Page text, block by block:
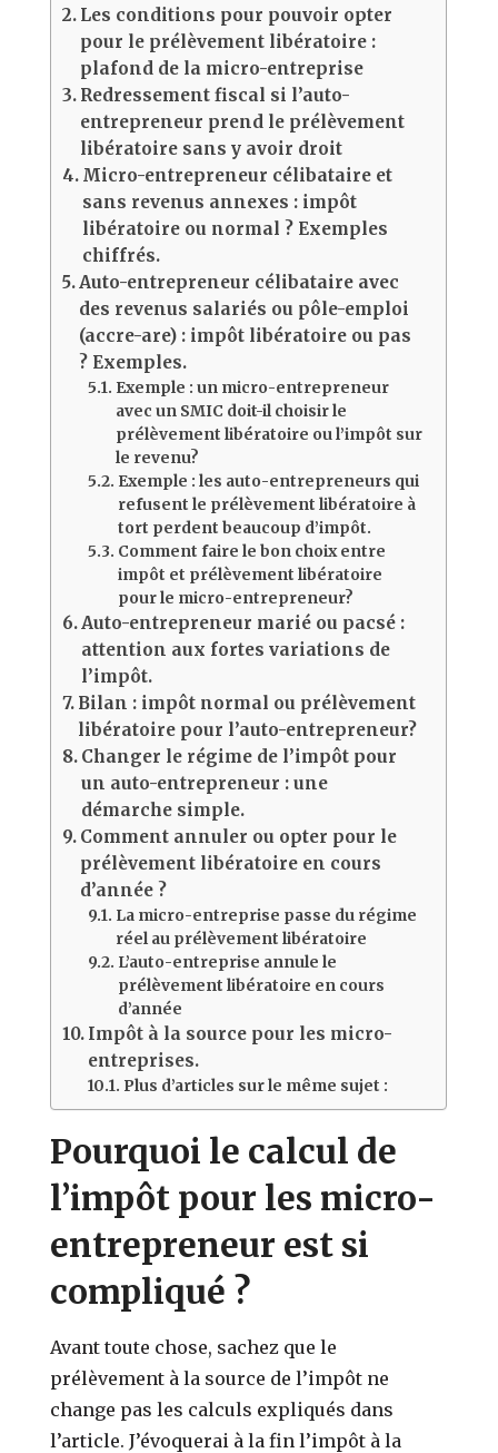
Les conditions pour pouvoir opter
pour le prélèvement libératoire :
plafond de la micro-entreprise
Redressement fiscal si l’auto-
entrepreneur prend le prélèvement
libératoire sans y avoir droit
Micro-entrepreneur célibataire et
sans revenus annexes : impôt
libératoire ou normal ? Exemples
chiffrés.
Auto-entrepreneur célibataire avec
des revenus salariés ou pôle-emploi
(accre-are) : impôt libératoire ou pas
? Exemples.
Exemple : un micro-entrepreneur
avec un SMIC doit-il choisir le
prélèvement libératoire ou l’impôt sur
le revenu?
Exemple : les auto-entrepreneurs qui
refusent le prélèvement libératoire à
tort perdent beaucoup d’impôt.
Comment faire le bon choix entre
impôt et prélèvement libératoire
pour le micro-entrepreneur?
Auto-entrepreneur marié ou pacsé :
attention aux fortes variations de
l’impôt.
Bilan : impôt normal ou prélèvement
libératoire pour l’auto-entrepreneur?
Changer le régime de l’impôt pour
un auto-entrepreneur : une
démarche simple.
Comment annuler ou opter pour le
prélèvement libératoire en cours
d’année ?
La micro-entreprise passe du régime
réel au prélèvement libératoire
L’auto-entreprise annule le
prélèvement libératoire en cours
d’année
Impôt à la source pour les micro-
entreprises.
Plus d’articles sur le même sujet :
Pourquoi le calcul de
l’impôt pour les micro-
entrepreneur est si
compliqué ?
Avant toute chose, sachez que le
prélèvement à la source de l’impôt ne
change pas les calculs expliqués dans
l’article. J’évoquerai à la fin l’impôt à la